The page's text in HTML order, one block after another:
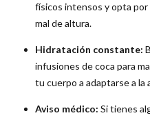
físicos intensos y opta por
mal de altura.
Hidratación constante:
infusiones de coca para
tu cuerpo a adaptarse a la
Aviso médico: Si tienes